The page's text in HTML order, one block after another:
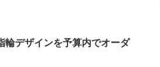
輪デザインを予算内でオーダ